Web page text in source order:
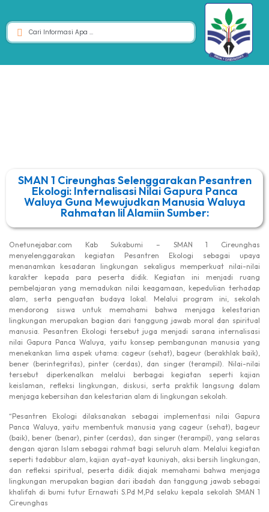
SMAN 1 Cireunghas Selenggarakan Pesantren
Ekologi: Internalisasi Nilai Gapura Panca
Waluya Guna Mewujudkan Manusia Waluya
Rahmatan lil Alamiin Sumber:
Onetunejabar.com Kab Sukabumi – SMAN 1 Cireunghas
menyelenggarakan kegiatan Pesantren Ekologi sebagai upaya
menanamkan kesadaran lingkungan sekaligus memperkuat nilai-nilai
karakter kepada para peserta didik. Kegiatan ini menjadi ruang
pembelajaran yang memadukan nilai keagamaan, kepedulian terhadap
alam, serta penguatan budaya lokal. Melalui program ini, sekolah
mendorong siswa untuk memahami bahwa menjaga kelestarian
lingkungan merupakan bagian dari tanggung jawab moral dan spiritual
manusia. Pesantren Ekologi tersebut juga menjadi sarana internalisasi
nilai Gapura Panca Waluya, yaitu konsep pembangunan manusia yang
menekankan lima aspek utama: cageur (sehat), bageur (berakhlak baik),
bener (berintegritas), pinter (cerdas), dan singer (terampil). Nilai-nilai
tersebut diperkenalkan melalui berbagai kegiatan seperti kajian
keislaman, refleksi lingkungan, diskusi, serta praktik langsung dalam
menjaga kebersihan dan kelestarian alam di lingkungan sekolah.
“Pesantren Ekologi dilaksanakan sebagai implementasi nilai Gapura
Panca Waluya, yaitu membentuk manusia yang cageur (sehat), bageur
(baik), bener (benar), pinter (cerdas), dan singer (terampil), yang selaras
dengan ajaran Islam sebagai rahmat bagi seluruh alam. Melalui kegiatan
seperti tadabbur alam, kajian ayat-ayat kauniyah, aksi bersih lingkungan,
dan refleksi spiritual, peserta didik diajak memahami bahwa menjaga
lingkungan merupakan bagian dari ibadah dan tanggung jawab sebagai
khalifah di bumi tutur Ernawati S.Pd M,Pd selaku kepala sekolah SMAN 1
Cireunghas